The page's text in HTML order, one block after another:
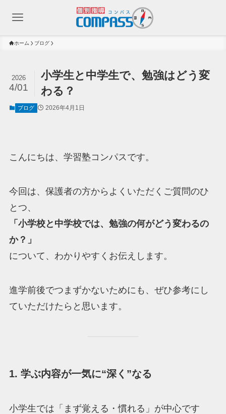
ホーム ブログ
小学生と中学生で、勉強はどう変
わる？
2026
4/01
ブログ 2026年4月1日
こんにちは、学習塾コンパスです。
今回は、保護者の方からよくいただくご質問のひ
とつ、
「小学校と中学校では、勉強の何がどう変わるの
か？」
について、わかりやすくお伝えします。
進学前後でつまずかないためにも、ぜひ参考にし
ていただけたらと思います。
1. 学ぶ内容が一気に“深く”なる
小学生では「まず覚える・慣れる」が中心です